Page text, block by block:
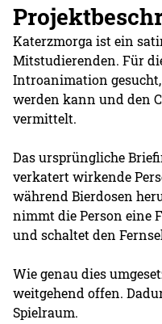
Katerzmorga ist ein
Mitstudierenden. Für
Introanimation gesucht,
werden kann und den
vermittelt.
Das ursprüngliche
verkatert wirkende
während Bierdosen
nimmt die Person eine
und schaltet den
Wie genau dies
weitgehend offen.
Spielraum.